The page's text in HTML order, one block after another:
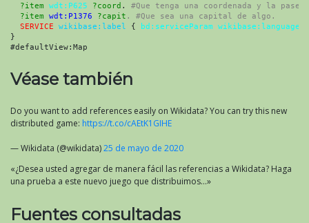
?item
wdt:P625 ?coord . #Que tenga una coordenada y la
  ?item
wdt:P1376 ?capit . #Que sea una capital de algo.
SERVICE
wikibase:label { bd:serviceParam wikibase:language
}
#defaultView:Map
Véase también
Do you want to add references easily on Wikidata? You can try this new
distributed game: https://t.co/cAEtK1GIHE
— Wikidata (@wikidata)25 de mayo de 2020
«¿Desea usted agregar de manera fácil las referencias a Wikidata? Haga
una prueba a este nuevo juego que distribuimos…»
Fuentes consultadas